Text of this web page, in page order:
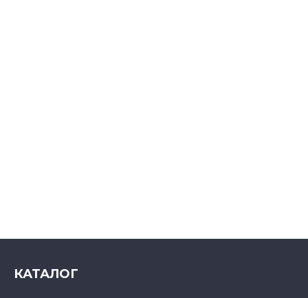
КАТАЛОГ